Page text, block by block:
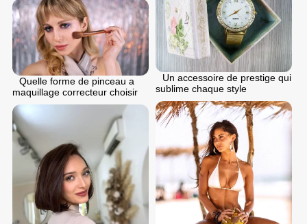
Un accessoire de prestige qui
sublime chaque style
Quelle forme de pinceau a
maquillage correcteur choisir